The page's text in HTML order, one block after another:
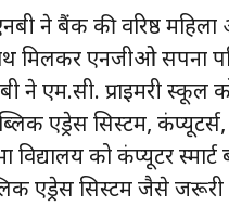
ने बैंक की वरिष्ठ महिला
मिलकर एनजीओ सपना
ने एम.सी. प्राइमरी स्कूल
एड्रेस सिस्टम,
विद्यालय को कंप्यूटर
एड्रेस सिस्टम जैसे जरूरी